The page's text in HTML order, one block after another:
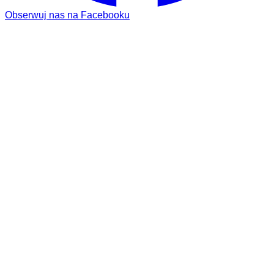
Obserwuj nas na Facebooku